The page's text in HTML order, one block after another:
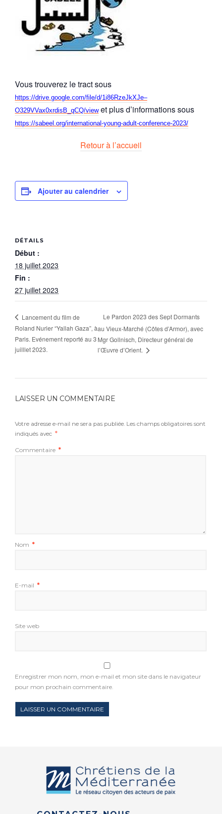
Vous trouverez le tract sous
https://drive.google.com/file/d/1i86RzeJkXJe–
O329VVax0xrdisB_qCQ/viewet plus d’informations sous
https://sabeel.org/international-young-adult-conference-2023/
Retour à l’accueil
Ajouter au calendrier
DÉTAILS
Début :
18 juillet 2023
Fin :
27 juillet 2023
Lancement du film de
Roland Nurier “Yallah Gaza”, à
Paris. Evénement reporté au 3
juilllet 2023.
Le Pardon 2023 des Sept Dormants
au Vieux-Marché (Côtes d’Armor), avec
Mgr Gollnisch, Directeur général de
l’Œuvre d’Orient.
LAISSER UN COMMENTAIRE
Votre adresse e-mail ne sera pas publiée. Les champs obligatoires sont
indiqués avec *
Commentaire *
Nom *
E-mail *
Site web
Enregistrer mon nom, mon e-mail et mon site dans le navigateur
pour mon prochain commentaire.